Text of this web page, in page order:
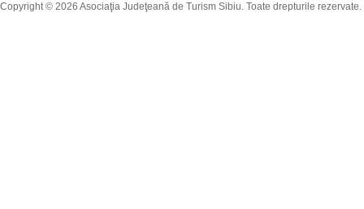
Copyright © 2026 Asociaţia Judeţeană de Turism Sibiu. Toate drepturile rezervate.